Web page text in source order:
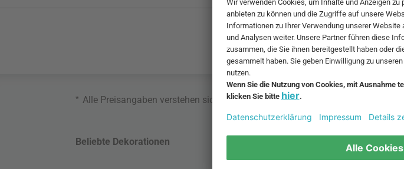
* Alle Preisangaben verstehen sich inklusive MwSt. und zzgl.
Beliebte Dekorationen